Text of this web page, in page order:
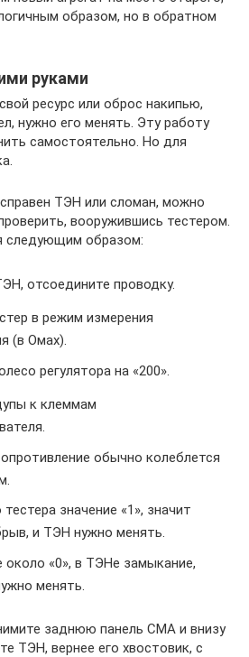
образом, но в обратном
руками
ресурс или оброс накипью,
нужно его менять. Эту работу
самостоятельно. Но для
ТЭН или сломан, можно
вооружившись тестером.
следующим образом:
отсоедините проводку.
в режим измерения
(в Омах).
регулятора на «200».
к клеммам
обычно колеблется
значение «1», значит
и ТЭН нужно менять.
около «0», в ТЭНе замыкание,
менять.
заднюю панель СМА и внизу
ТЭН, вернее его хвостовик, с